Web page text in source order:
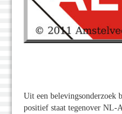
Uit een belevingsonderzoek
positief staat tegenover NL-